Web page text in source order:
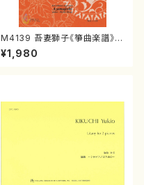
M4139 吾妻獅子《箏曲楽譜》
（箏/宮城道雄著・宮城宗家監修/
箏曲古典楽譜）
¥1,980